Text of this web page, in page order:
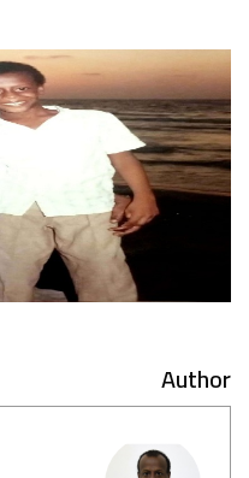
Author